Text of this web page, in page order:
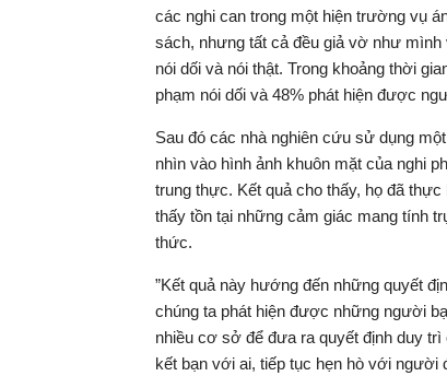
các nghi can trong một hiện trường vụ
sách, nhưng tất cả đều giả vờ như
nói dối và nói thật. Trong khoảng thời
phạm nói dối và 48% phát hiện được
Sau đó các nhà nghiên cứu sử dụng
nhìn vào hình ảnh khuôn mặt của nghi
trung thực. Kết quả cho thấy, họ đã
thấy tồn tại những cảm giác mang tính
thức.
”Kết quả này hướng đến những quyết
chúng ta phát hiện được những người
nhiều cơ sở để đưa ra quyết định duy
kết bạn với ai, tiếp tục hẹn hò với